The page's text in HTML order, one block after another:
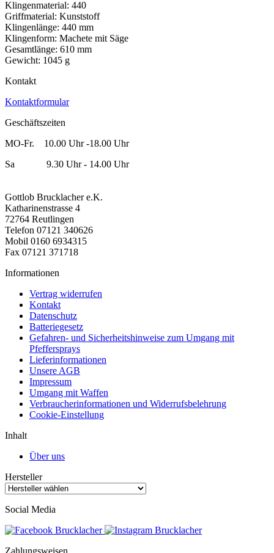
Klingenmaterial: 440
Griffmaterial: Kunststoff
Klingenlänge: 440 mm
Klingenform: Machete mit Säge
Gesamtlänge: 610 mm
Gewicht: 1045 g
Kontakt
Kontaktformular
Geschäftszeiten
MO-Fr. 10.00 Uhr -18.00 Uhr
Sa 9.30 Uhr - 14.00 Uhr
Gottlob Brucklacher e.K.
Katharinenstrasse 4
72764 Reutlingen
Telefon 07121 340626
Mobil 0160 6934315
Fax 07121 371718
Informationen
Vertrag widerrufen
Kontakt
Datenschutz
Batteriegesetz
Gefahren- und Sicherheitshinweise zum Umgang mit
Pfeffersprays
Lieferinformationen
Unsere AGB
Impressum
Umgang mit Waffen
Verbraucherinformationen und Widerrufsbelehrung
Cookie-Einstellung
Inhalt
Über uns
Hersteller
Social Media
Zahlungsweisen